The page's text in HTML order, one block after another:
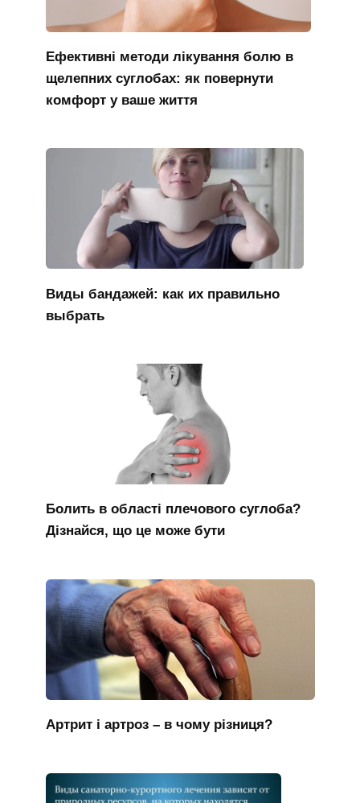
Ефективні методи лікування болю в
щелепних суглобах: як повернути
комфорт у ваше життя
Виды бандажей: как их правильно
выбрать
Болить в області плечового суглоба?
Дізнайся, що це може бути
Артрит і артроз – в чому різниця?